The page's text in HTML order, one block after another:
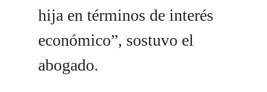
hija en términos de interés
económico”, sostuvo el
abogado.